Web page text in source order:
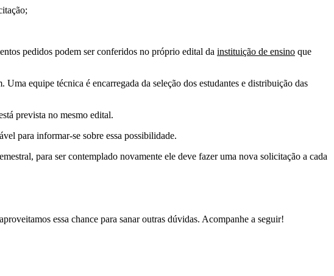
pedidos podem ser conferidos no próprio edital da instituição de ensino que
equipe técnica é encarregada da seleção dos estudantes e distribuição das
prevista no mesmo edital.
para informar-se sobre essa possibilidade.
para ser contemplado novamente ele deve fazer uma nova solicitação a cada
essa chance para sanar outras dúvidas. Acompanhe a seguir!